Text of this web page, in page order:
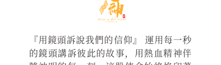
『用鏡頭訴說我們的信仰』 運用每一秒
的鏡頭講訴彼此的故事，用熱血精神伴